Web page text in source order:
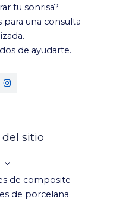
tu sonrisa?
para una consulta
de ayudarte.
sitio
de composite
de porcelana